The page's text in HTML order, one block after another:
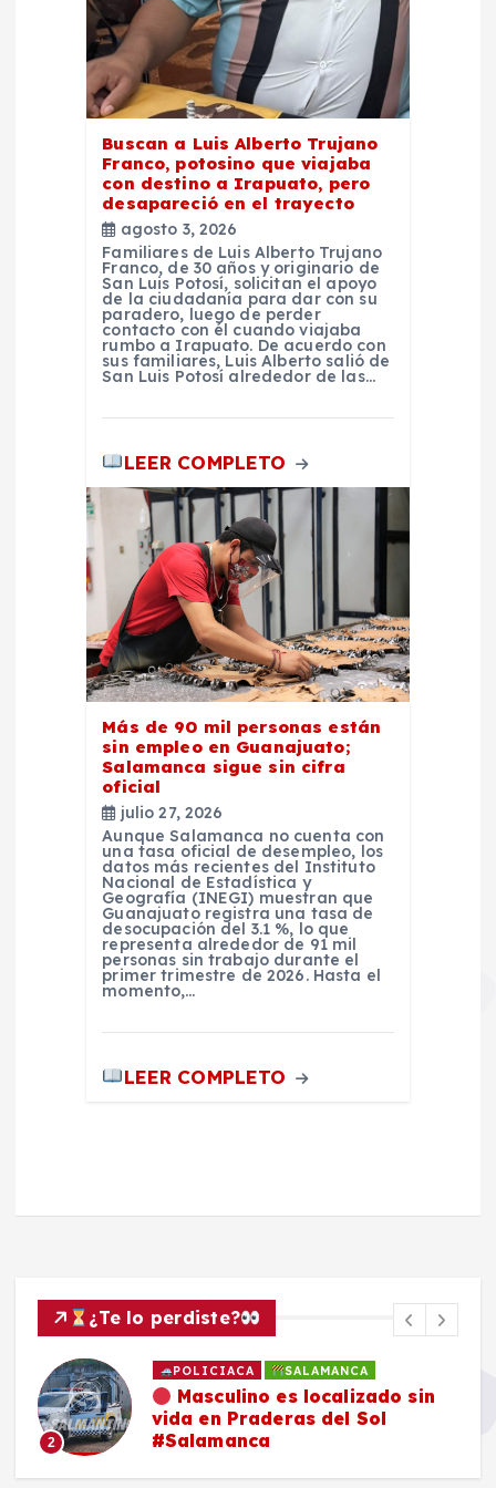
Buscan a Luis Alberto Trujano
Franco, potosino que viajaba
con destino a Irapuato, pero
desapareció en el trayecto
agosto 3, 2026
Familiares de Luis Alberto Trujano
Franco, de 30 años y originario de
San Luis Potosí, solicitan el apoyo
de la ciudadanía para dar con su
paradero, luego de perder
contacto con él cuando viajaba
rumbo a Irapuato. De acuerdo con
sus familiares, Luis Alberto salió de
San Luis Potosí alrededor de las…
LEER COMPLETO
Más de 90 mil personas están
sin empleo en Guanajuato;
Salamanca sigue sin cifra
oficial
julio 27, 2026
Aunque Salamanca no cuenta con
una tasa oficial de desempleo, los
datos más recientes del Instituto
Nacional de Estadística y
Geografía (INEGI) muestran que
Guanajuato registra una tasa de
desocupación del 3.1 %, lo que
representa alrededor de 91 mil
personas sin trabajo durante el
primer trimestre de 2026. Hasta el
momento,…
LEER COMPLETO
¿Te lo perdiste?
2
POLICIACA SALAMANCA
Masculino es localizado sin
vida en Praderas del Sol
#Salamanca